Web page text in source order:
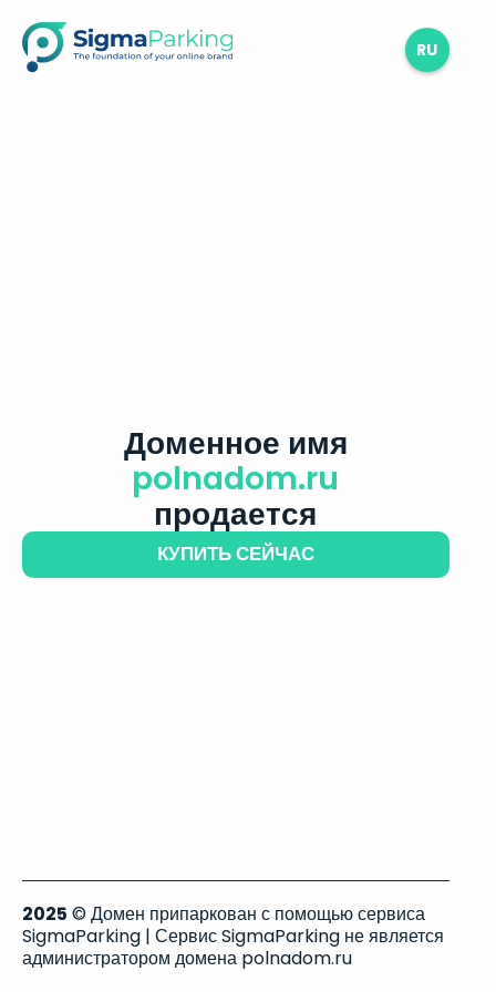
RU
Доменное имя
polnadom.ru
продается
КУПИТЬ СЕЙЧАС
2025 © Домен припаркован с помощью сервиса
SigmaParking | Сервис SigmaParking не является
администратором домена polnadom.ru